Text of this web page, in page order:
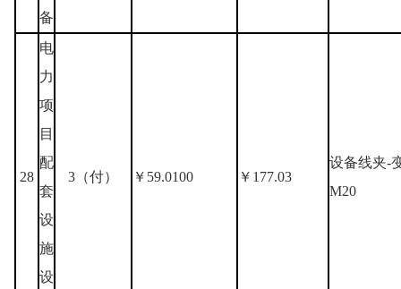
备
28
电
力
项
目
配
套
设
施
设
3（付） ￥59.0100 ￥177.03
设备线夹-
M20